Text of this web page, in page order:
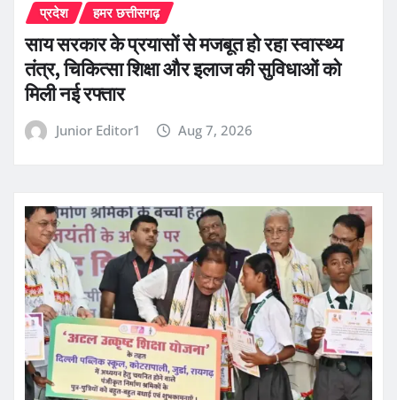
प्रदेश हमर छत्तीसगढ़
साय सरकार के प्रयासों से मजबूत हो रहा स्वास्थ्य
तंत्र, चिकित्सा शिक्षा और इलाज की सुविधाओं को
मिली नई रफ्तार
Junior Editor1 Aug 7, 2026